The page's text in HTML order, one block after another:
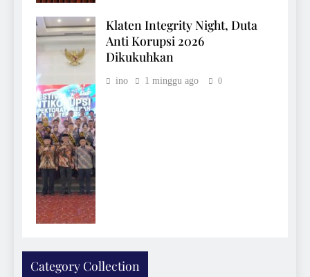
Klaten Integrity Night, Duta
Anti Korupsi 2026
Dikukuhkan
ino 1 minggu ago 0
Category Collection